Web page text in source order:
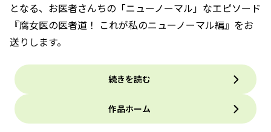
となる、お医者さんちの「ニューノーマル」なエピソード
『腐女医の医者道！ これが私のニューノーマル編』をお
送りします。
続きを読む
作品ホーム